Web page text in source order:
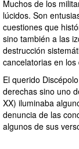
Muchos de los
lúcidos. Son
cuestiones que
sino también a las
destrucción
cancelatorias en
El querido
derechas sino uno
XX) iluminaba
denuncia de las
algunos de sus